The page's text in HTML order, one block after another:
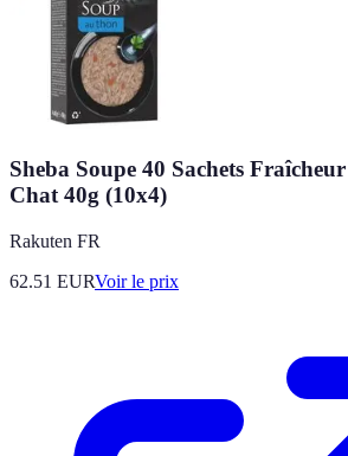
Sheba Soupe 40 Sachets
Chat 40g (10x4)
Rakuten FR
62.51 EURVoir le prix